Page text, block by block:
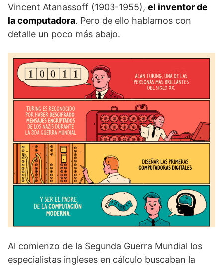
Vincent Atanassoff (1903-1955), el inventor de
la computadora. Pero de ello hablamos con
detalle un poco más abajo.
Al comienzo de la Segunda Guerra Mundial los
especialistas ingleses en cálculo buscaban la